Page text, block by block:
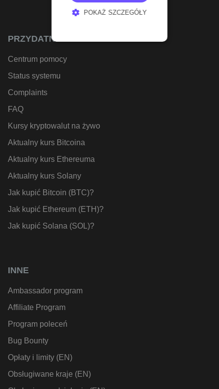
PRZYDATNE LINKI
Centrum pomocy
Status systemu
Complaints
FAQ
Kursy kryptowalut na żywo
Aktualny kurs Bitcoina
Aktualny kurs Ethereuma
Aktualny kurs Solany
Jak kupić Bitcoin (BTC)?
Jak kupić Ethereum (ETH)?
Jak kupić Solana (SOL)?
INNE
Ambassador program
Affiliate Program
Program poleceń
Bug Bounty
Opłaty i limity (EN)
Obsługiwane kraje (EN)
POKAŻ SZCZEGÓŁY